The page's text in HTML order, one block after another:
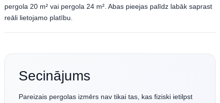
pergola 20 m² vai pergola 24 m². Abas pieejas palīdz labāk saprast
reāli lietojamo platību.
Secinājums
Pareizais pergolas izmērs nav tikai tas, kas fiziski ietilpst